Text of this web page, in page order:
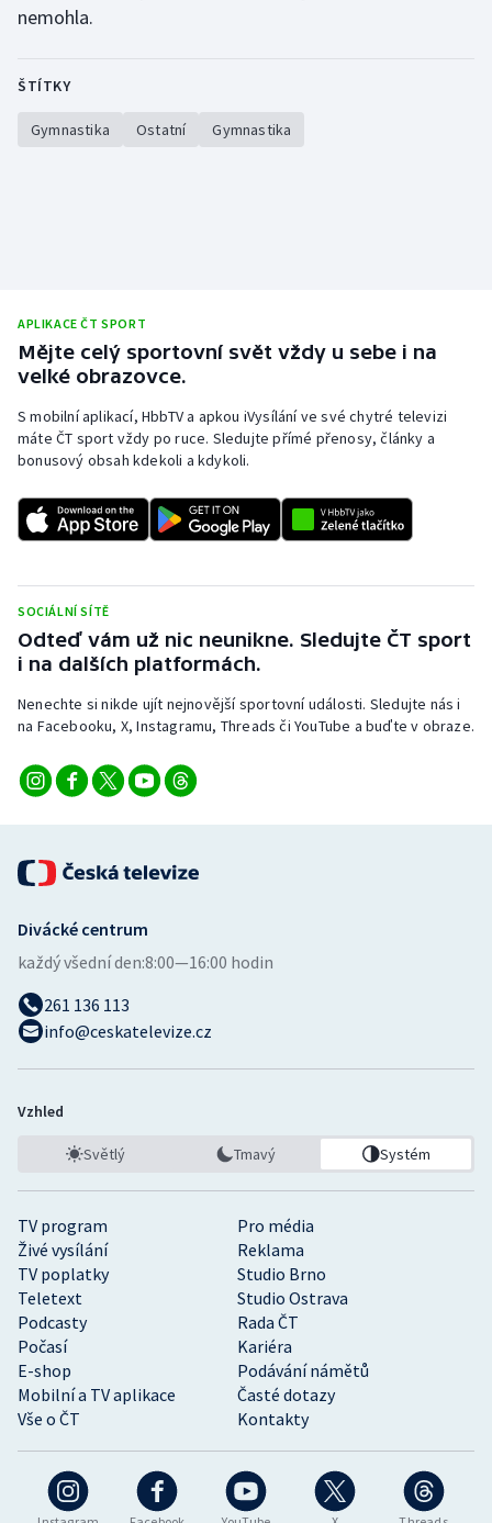
Motorsport
Olympijské hry
Parasport
Rychlobruslení
Short track
Sportovní střelba
Triatlon
Veslování
Vodní slalom
Volejbal
nemohla.
ŠTÍTKY
Gymnastika Ostatní Gymnastika
APLIKACE ČT SPORT
Mějte celý sportovní svět vždy u sebe i na
velké obrazovce.
S mobilní aplikací, HbbTV a apkou iVysílání ve své chytré televizi
máte ČT sport vždy po ruce. Sledujte přímé přenosy, články a
bonusový obsah kdekoli a kdykoli.
SOCIÁLNÍ SÍTĚ
Odteď vám už nic neunikne. Sledujte ČT sport
i na dalších platformách.
Nenechte si nikde ujít nejnovější sportovní události. Sledujte nás i
na Facebooku, X, Instagramu, Threads či YouTube a buďte v obraze.
TV program
Pro média
Živé vysílání
Reklama
TV poplatky
Studio Brno
Teletext
Studio Ostrava
Podcasty
Rada ČT
Počasí
Kariéra
E-shop
Podávání námětů
Mobilní a TV aplikace
Časté dotazy
Vše o ČT
Kontakty
Divácké centrum
každý všední den:8:00—16:00 hodin
261 136 113
info@ceskatelevize.cz
Vzhled
Světlý Tmavý Systém